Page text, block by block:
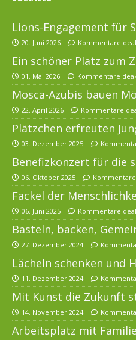
Lions-Engagement für
20. Juni 2026 Kommentare
Ein schöner Platz zum
01. Mai 2026 Kommentare
Mosca-Azubis bauen
22. April 2026 Kommentare
Plätzchen erfreuten
03. Dezember 2025
Benefizkonzert für die
06. Oktober 2025
Fackel der
06. Juni 2025 Kommentare
Basteln, backen,
27. Dezember 2024
Lächeln schenken und
11. Dezember 2024
Mit Kunst die Zukunft
14. November 2024
Arbeitsplatz mit